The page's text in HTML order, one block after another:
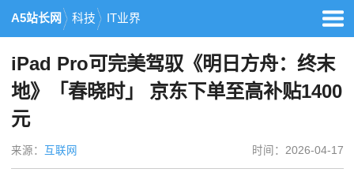
A5站长网 科技 IT业界
iPad Pro可完美驾驭《明日方舟：终末
地》「春晓时」 京东下单至高补贴1400
元
来源： 互联网 时间：2026-04-17